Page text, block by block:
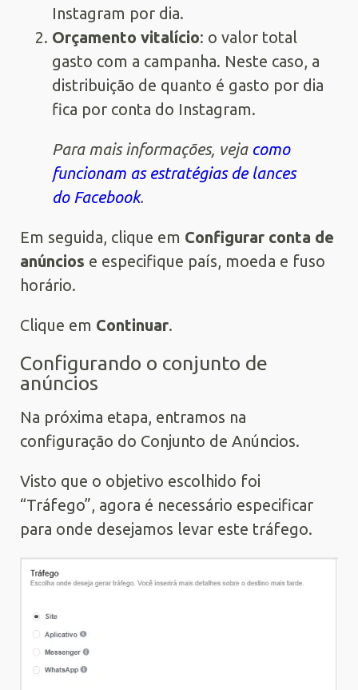
Instagram por dia.
Orçamento vitalício: o valor total
gasto com a campanha. Neste caso, a
distribuição de quanto é gasto por dia
fica por conta do Instagram.
Para mais informações, veja como
funcionam as estratégias de lances
do Facebook.
Em seguida, clique em Configurar conta de
anúncios e especifique país, moeda e fuso
horário.
Clique em Continuar.
Configurando o conjunto de
anúncios
Na próxima etapa, entramos na
configuração do Conjunto de Anúncios.
Visto que o objetivo escolhido foi
“Tráfego”, agora é necessário especificar
para onde desejamos levar este tráfego.